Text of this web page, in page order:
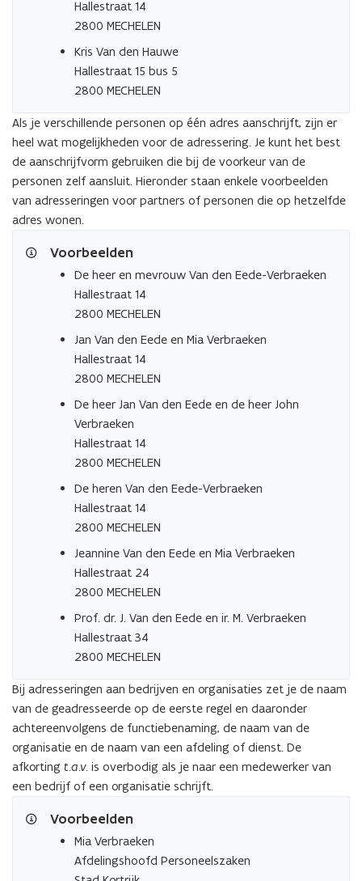
Hallestraat 14
2800 MECHELEN
Kris Van den Hauwe
Hallestraat 15 bus 5
2800 MECHELEN
Als je verschillende personen op één adres aanschrijft, zijn er
heel wat mogelijkheden voor de adressering. Je kunt het best
de aanschrijfvorm gebruiken die bij de voorkeur van de
personen zelf aansluit. Hieronder staan enkele voorbeelden
van adresseringen voor partners of personen die op hetzelfde
adres wonen.
Voorbeelden
De heer en mevrouw Van den Eede-Verbraeken
Hallestraat 14
2800 MECHELEN
Jan Van den Eede en Mia Verbraeken
Hallestraat 14
2800 MECHELEN
De heer Jan Van den Eede en de heer John
Verbraeken
Hallestraat 14
2800 MECHELEN
De heren Van den Eede-Verbraeken
Hallestraat 14
2800 MECHELEN
Jeannine Van den Eede en Mia Verbraeken
Hallestraat 24
2800 MECHELEN
Prof. dr. J. Van den Eede en ir. M. Verbraeken
Hallestraat 34
2800 MECHELEN
Bij adresseringen aan bedrijven en organisaties zet je de naam
van de geadresseerde op de eerste regel en daaronder
achtereenvolgens de functiebenaming, de naam van de
organisatie en de naam van een afdeling of dienst. De
afkorting t.a.v. is overbodig als je naar een medewerker van
een bedrijf of een organisatie schrijft.
Voorbeelden
Mia Verbraeken
Afdelingshoofd Personeelszaken